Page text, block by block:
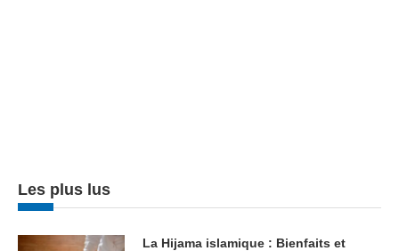
Les plus lus
La Hijama islamique : Bienfaits et